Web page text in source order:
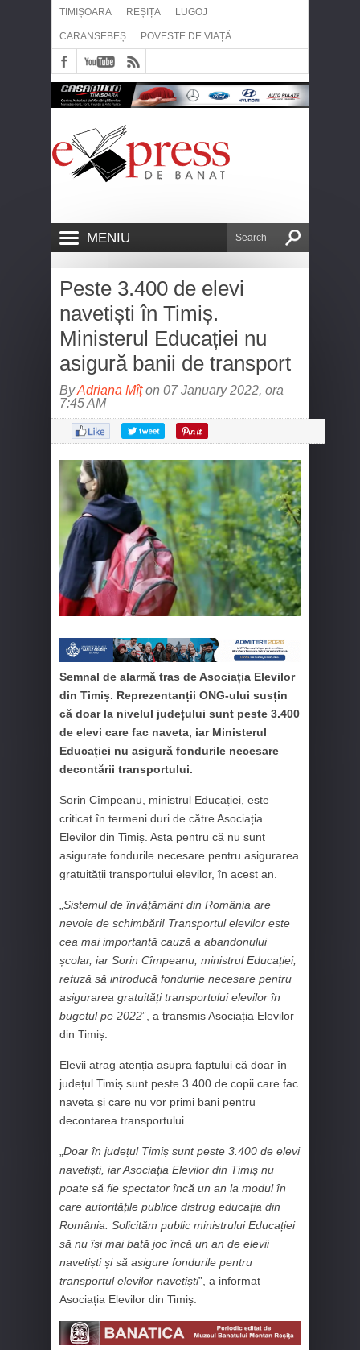
TIMIȘOARA REȘIȚA LUGOJ
CARANSEBEȘ POVESTE DE VIAȚĂ
MENIU
Peste 3.400 de elevi
navetiști în Timiș.
Ministerul Educației nu
asigură banii de transport
ByAdriana Mîțon 07 January 2022, ora
7:45 AM
Semnal de alarmă tras de Asociația Elevilor
din Timiș. Reprezentanții ONG-ului susțin
că doar la nivelul județului sunt peste 3.400
de elevi care fac naveta, iar Ministerul
Educației nu asigură fondurile necesare
decontării transportului.
Sorin Cîmpeanu, ministrul Educației, este
criticat în termeni duri de către Asociația
Elevilor din Timiș. Asta pentru că nu sunt
asigurate fondurile necesare pentru asigurarea
gratuității transportului elevilor, în acest an.
Sistemul de învățământ din România are
nevoie de schimbări! Transportul elevilor este
cea mai importantă cauză a abandonului
școlar, iar Sorin Cîmpeanu, ministrul Educației,
refuză să introducă fondurile necesare pentru
asigurarea gratuități transportului elevilor în
bugetul pe 2022”, a transmis Asociația Elevilor
din Timiș.
Elevii atrag atenția asupra faptului că doar în
județul Timiș sunt peste 3.400 de copii care fac
naveta și care nu vor primi bani pentru
decontarea transportului.
Doar în județul Timiș sunt peste 3.400 de elevi
navetiști, iar Asociaţia Elevilor din Timiș nu
poate să fie spectator încă un an la modul în
care autoritățile publice distrug educația din
România. Solicităm public ministrului Educației
să nu își mai bată joc încă un an de elevii
navetiști și să asigure fondurile pentru
transportul elevilor navetiști”, a informat
Asociația Elevilor din Timiș.